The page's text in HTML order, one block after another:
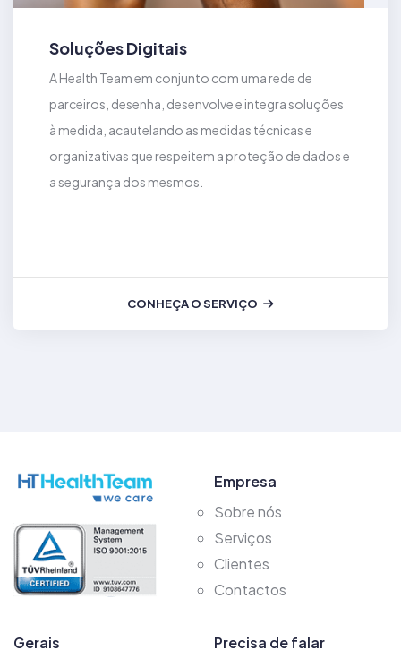
Soluções Digitais
A Health Team em conjunto com uma rede de
parceiros, desenha, desenvolve e integra soluções
à medida, acautelando as medidas técnicas e
organizativas que respeitem a proteção de dados e
a segurança dos mesmos.
CONHEÇA O SERVIÇO
Empresa
Sobre nós
Serviços
Clientes
Contactos
Gerais Precisa de falar